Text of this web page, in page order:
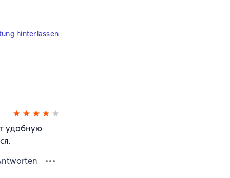
hinterlassen
удобную